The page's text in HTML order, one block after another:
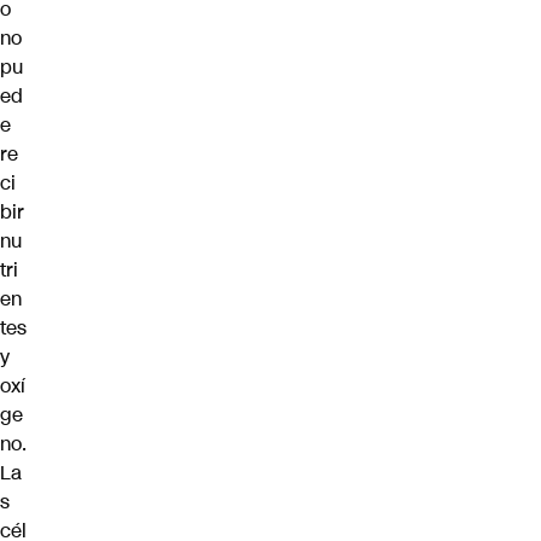
o
no
pu
ed
e
re
ci
bir
nu
tri
en
tes
y
oxí
ge
no.
La
s
cél